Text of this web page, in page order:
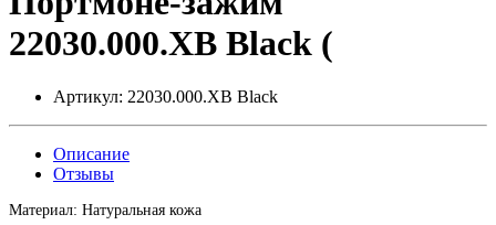
22030.000.XB Black (
Артикул: 22030.000.XB Black
Описание
Отзывы
Материал: Натуральная кожа